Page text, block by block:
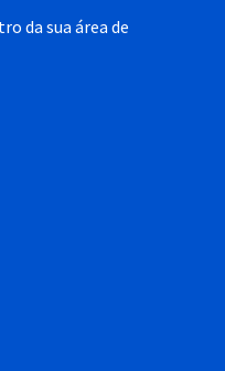
da sua área de